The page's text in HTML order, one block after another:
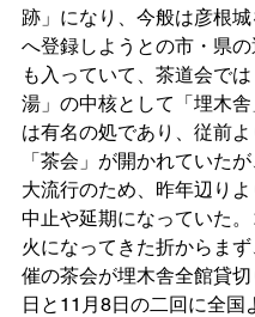
跡」になり、今般は彦根
へ登録しようとの市・県
も入っていて、茶道会で
湯」の中核として「埋木
は有名の処であり、従前
「茶会」が開かれていた
大流行のため、昨年辺り
中止や延期になっていた
火になってきた折からま
催の茶会が埋木舎全館貸
日と11月8日の二回に全国